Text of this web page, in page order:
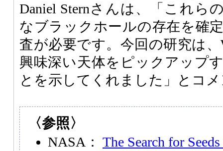
Daniel Sternさんは、「これら
なブラックホールの存在を確
査が必要です。今回の研究は
興味深い天体をピックアップ
とを示してくれました」とコ
〈参照〉
NASA： The Search for